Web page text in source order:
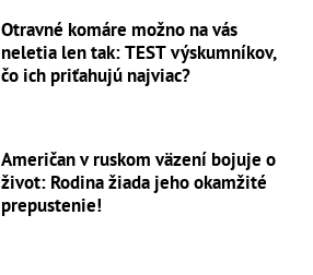
Otravné komáre možno na vás
neletia len tak: TEST výskumníkov,
čo ich priťahujú najviac?
Američan v ruskom väzení bojuje o
život: Rodina žiada jeho okamžité
prepustenie!